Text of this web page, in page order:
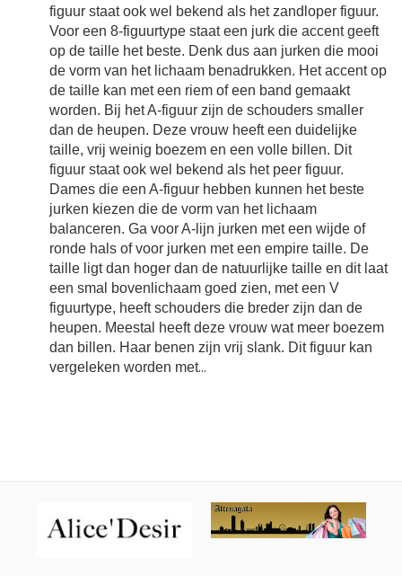
figuur staat ook wel bekend als het zandloper figuur.
Voor een 8-figuurtype staat een jurk die accent geeft
op de taille het beste. Denk dus aan jurken die mooi
de vorm van het lichaam benadrukken. Het accent op
de taille kan met een riem of een band gemaakt
worden. Bij het A-figuur zijn de schouders smaller
dan de heupen. Deze vrouw heeft een duidelijke
taille, vrij weinig boezem en een volle billen. Dit
figuur staat ook wel bekend als het peer figuur.
Dames die een A-figuur hebben kunnen het beste
jurken kiezen die de vorm van het lichaam
balanceren. Ga voor A-lijn jurken met een wijde of
ronde hals of voor jurken met een empire taille. De
taille ligt dan hoger dan de natuurlijke taille en dit laat
een smal bovenlichaam goed zien, met een V
figuurtype, heeft schouders die breder zijn dan de
heupen. Meestal heeft deze vrouw wat meer boezem
dan billen. Haar benen zijn vrij slank. Dit figuur kan
vergeleken worden met...